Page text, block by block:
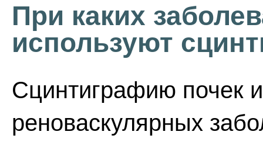
При каких
используют
Сцинтиграфию почек
реноваскулярных